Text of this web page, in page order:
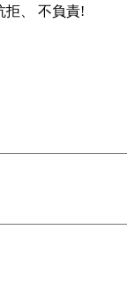
拒、 不負責!